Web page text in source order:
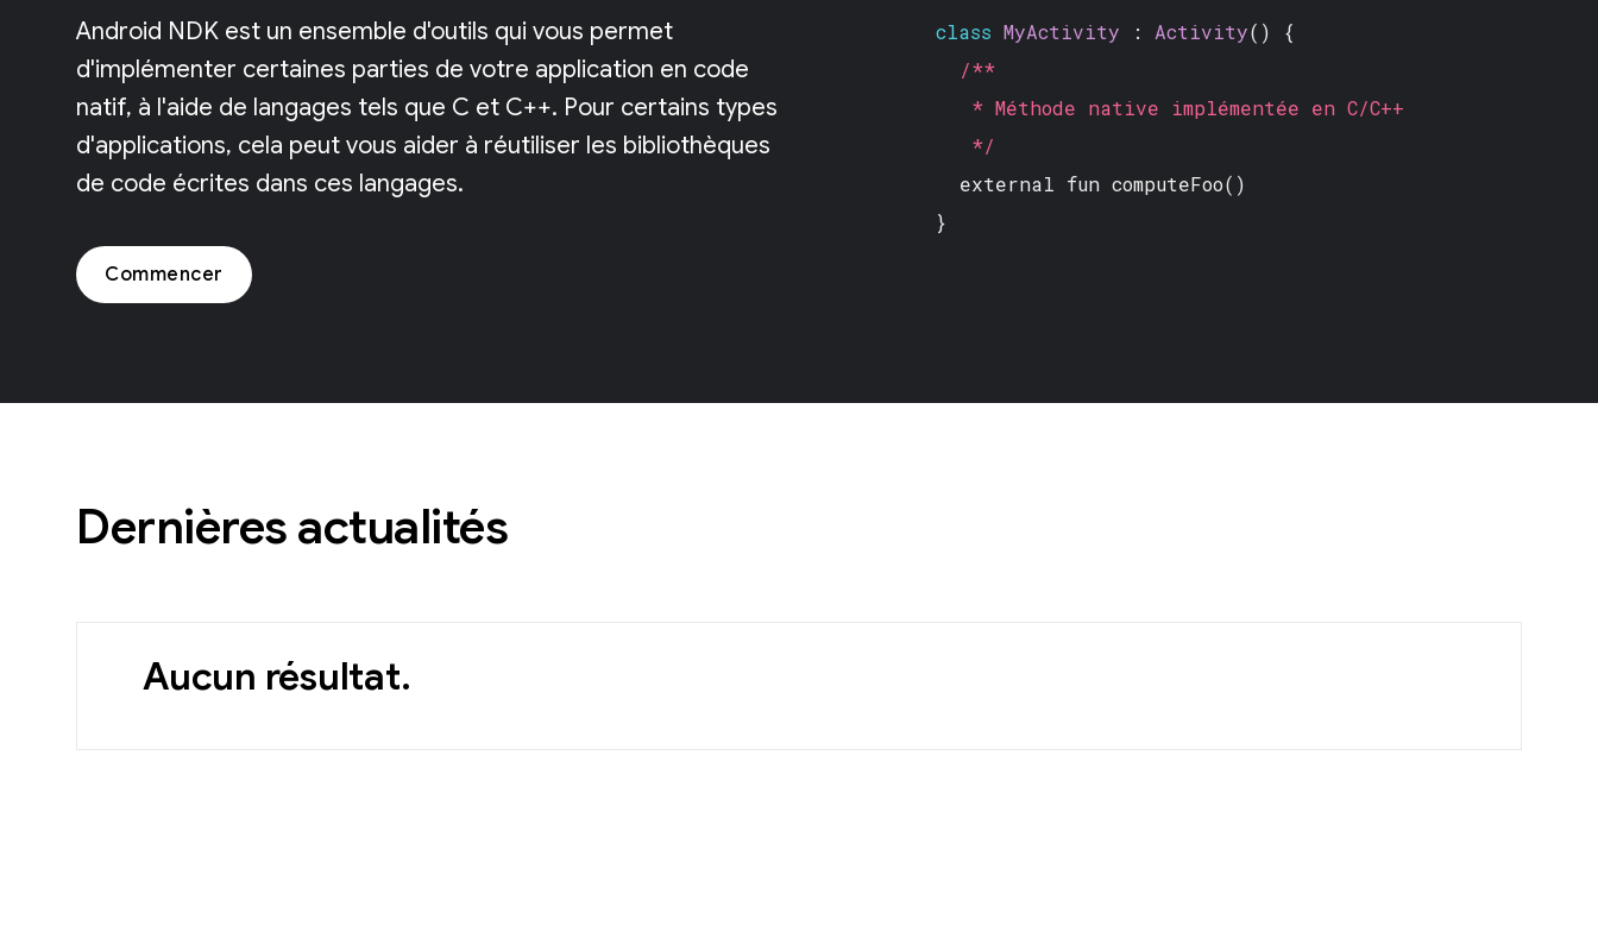
Android NDK est un ensemble d'outils qui vous permet
d'implémenter certaines parties de votre application en code
natif, à l'aide de langages tels que C et C++. Pour certains types
d'applications, cela peut vous aider à réutiliser les bibliothèques
de code écrites dans ces langages.
Commencer
class MyActivity : Activity() {
/**
* Méthode native implémentée en C/C++
*/
external fun computeFoo()
}
Dernières actualités
Aucun résultat.